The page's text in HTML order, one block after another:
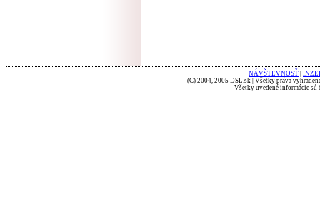
NÁVŠTEVNOSŤ
(C) 2004, 2005 DSL.sk | Všetky práva
Všetky uvedené informácie sú